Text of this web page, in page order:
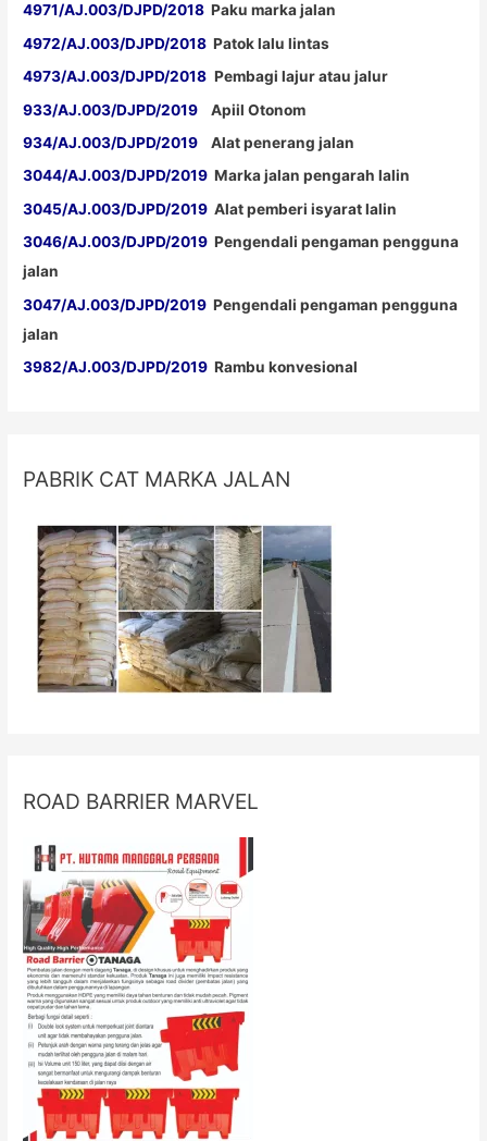
4971/AJ.003/DJPD/2018 Paku marka jalan
4972/AJ.003/DJPD/2018 Patok lalu lintas
4973/AJ.003/DJPD/2018 Pembagi lajur atau jalur
933/AJ.003/DJPD/2019 Apiil Otonom
934/AJ.003/DJPD/2019 Alat penerang jalan
3044/AJ.003/DJPD/2019 Marka jalan pengarah lalin
3045/AJ.003/DJPD/2019 Alat pemberi isyarat lalin
3046/AJ.003/DJPD/2019 Pengendali pengaman pengguna
jalan
3047/AJ.003/DJPD/2019 Pengendali pengaman pengguna
jalan
3982/AJ.003/DJPD/2019 Rambu konvesional
PABRIK CAT MARKA JALAN
ROAD BARRIER MARVEL